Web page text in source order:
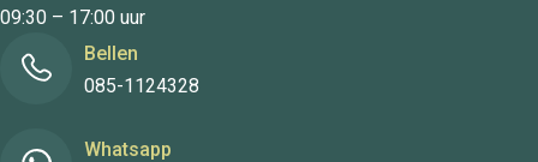
09:30 – 17:00 uur
Bellen
085-1124328
Whatsapp